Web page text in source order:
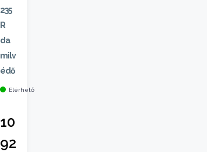
235
R
da
milv
édő
Elérhető
10
92